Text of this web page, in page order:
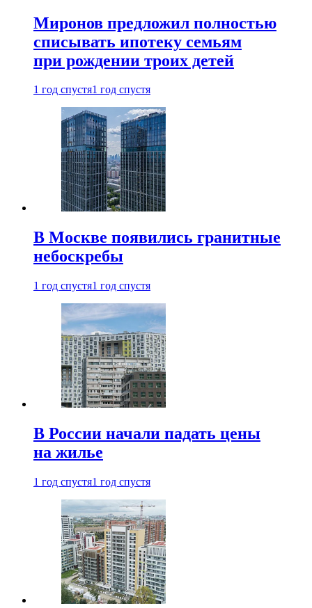
Миронов предложил полностью
списывать ипотеку семьям
при рождении троих детей
1 год спустя1 год спустя
В Москве появились гранитные
небоскребы
1 год спустя1 год спустя
В России начали падать цены
на жилье
1 год спустя1 год спустя